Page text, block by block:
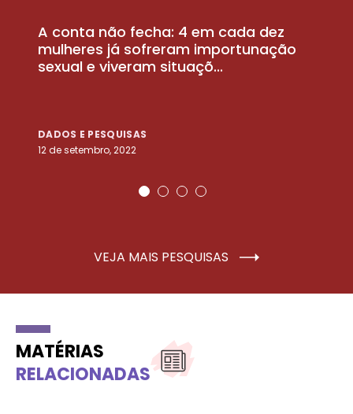
A conta não fecha: 4 em cada dez
mulheres já sofreram importunação
sexual e viveram situaçõ...
DADOS E PESQUISAS
12 de setembro, 2022
VEJA MAIS PESQUISAS
MATÉRIAS
RELACIONADAS